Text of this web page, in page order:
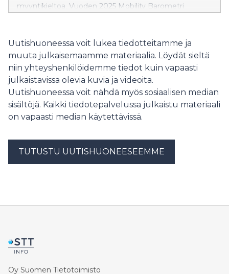
sähköajoneuvojen kuin kehittyvän
Akatemia on kouluttanut suomalaisia autotekniikan
ammattilaisia kattavasti aina ammatillisista
perusopinnoista sähköajoneuvojen erityiskoulutuksiin.
Uudistus tukee MEKOn strategiaa vastata nopeasti
kehittyvän ajoneuvotekniikan
myyntikieltoa. Vuoden 2025 Mobility Barometri
skeptisin maa koko alueella.
Uutishuoneessa voit lukea tiedotteitamme ja
muuta julkaisemaamme materiaalia. Löydät sieltä
niin yhteyshenkilöidemme tiedot kuin vapaasti
julkaistavissa olevia kuvia ja videoita.
Uutishuoneessa voit nähdä myös sosiaalisen median
sisältöjä. Kaikki tiedotepalvelussa julkaistu materiaali
on vapaasti median käytettävissä.
TUTUSTU UUTISHUONEESEEMME
Oy Suomen Tietotoimisto